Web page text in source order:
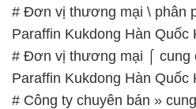
# Đơn vị thương mại \ phân
Paraffin Kukdong Hàn Quốc
# Đơn vị thương mại ⌠ cung
Paraffin Kukdong Hàn Quốc
# Công ty chuyên bán »